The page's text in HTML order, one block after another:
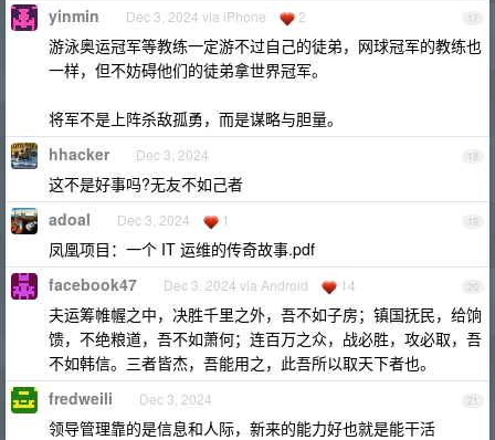
17
yinmin Dec 3, 2024 via iPhone 2
游泳奥运冠军等教练一定游不过自己的徒弟，网球冠军的教练也
一样，但不妨碍他们的徒弟拿世界冠军。
将军不是上阵杀敌孤勇，而是谋略与胆量。
18
hhacker Dec 3, 2024
这不是好事吗?无友不如己者
19
adoal Dec 3, 2024 1
凤凰项目：一个 IT 运维的传奇故事.pdf
20
facebook47 Dec 3, 2024 via Android 14
夫运筹帷幄之中，决胜千里之外，吾不如子房；镇国抚民，给饷
馈，不绝粮道，吾不如萧何；连百万之众，战必胜，攻必取，吾
不如韩信。三者皆杰，吾能用之，此吾所以取天下者也。
21
fredweili Dec 3, 2024
领导管理靠的是信息和人际，新来的能力好也就是能干活